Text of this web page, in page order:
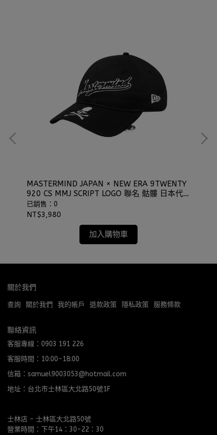
MASTERMIND JAPAN × NEW ERA 9TWENTY
920 CS MMJ SCRIPT LOGO 聯名 骷髏 日本代
購 ⫷ScrewCap⫸
已銷售：0
NT$3,980
加入購物車
關於我們
查詢 關於我們 我的帳戶 退款政策 隱私政策 服務條款
聯絡資訊
客服專線：0903 191 226
客服時間：10:00-18:00
信箱：samuel9003053@hotmail.com
地址：台北市士林區大北路50號1F
士林店 - 士林區大北路50號
營業時間：下午14：30-22：30